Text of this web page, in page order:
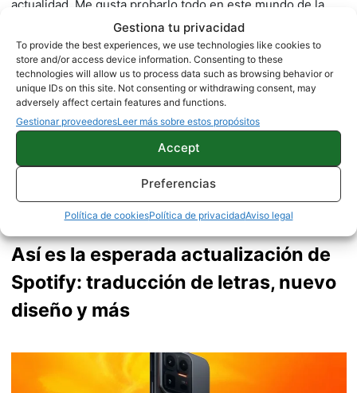
Gestiona tu privacidad
To provide the best experiences, we use technologies like cookies to
store and/or access device information. Consenting to these
technologies will allow us to process data such as browsing behavior or
unique IDs on this site. Not consenting or withdrawing consent, may
adversely affect certain features and functions.
Gestionar proveedoresLeer más sobre estos propósitos
Accept
Preferencias
Política de cookiesPolítica de privacidadAviso legal
actualidad. Me gusta probarlo todo en este mundo de la
tecnología. Los gusanos se comen a las manzanas.
Enamorado de lo que una gran mayoría llama ruido.
Twitter
Así es la esperada actualización de
Spotify: traducción de letras, nuevo
diseño y más